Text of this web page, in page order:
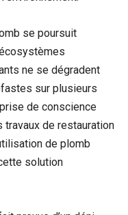
se poursuit
ne se dégradent
sur plusieurs
de conscience
travaux de restauration
de plomb
solution